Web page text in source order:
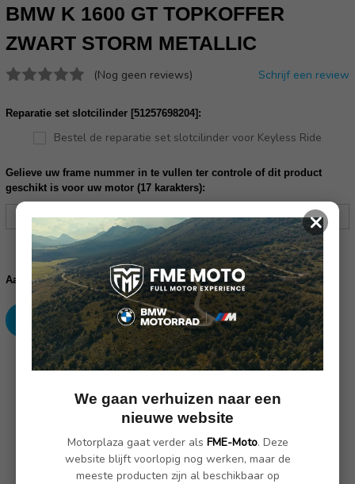
BMW K 1600 GT TOPKOFFER
ZWART STORM METALLIC
(Nog geen reviews) Schrijf een review
Reparatie set slotcilinder [51257698204]:
Bestel de reparatie set slotcilinder voor Keyless Ride
Gelieve uw frame nummer in te vullen ter controle of dit product
geschikt is voor uw motor (17 karakters):
Huidige
voorraad:
Aantal:
Verhoog
aantallen:
Verlaag
aantallen:
SKU: 77438553921
(Nog geen reviews)
Veel bergruimte (ca. 49 l)
×
We gaan verhuizen naar een
nieuwe website
Motorplaza gaat verder als FME-Moto. Deze
website blijft voorlopig nog werken, maar de
meeste producten zijn al beschikbaar op